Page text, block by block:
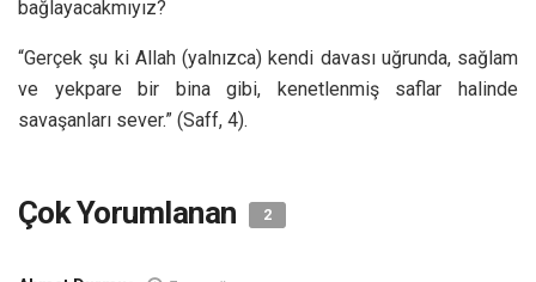
bağlayacakmıyız?
“Gerçek şu ki Allah (yalnızca) kendi davası uğrunda, sağlam
ve yekpare bir bina gibi, kenetlenmiş saflar halinde
savaşanları sever.” (Saff, 4).
Çok Yorumlanan 2